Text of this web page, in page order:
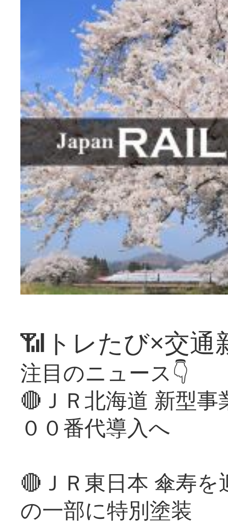
📶トレたび×交通
注目のニュース👇
🔴ＪＲ北海道 新型
００番代導入へ
🔴ＪＲ東日本 傘寿
の一部に特別塗装